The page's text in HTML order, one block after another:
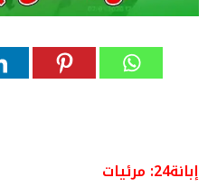
إبانة24: مرئيات